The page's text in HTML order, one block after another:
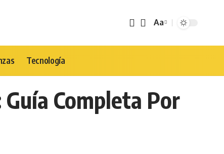
Tamaño
Aa
Tecnología
Completa Por